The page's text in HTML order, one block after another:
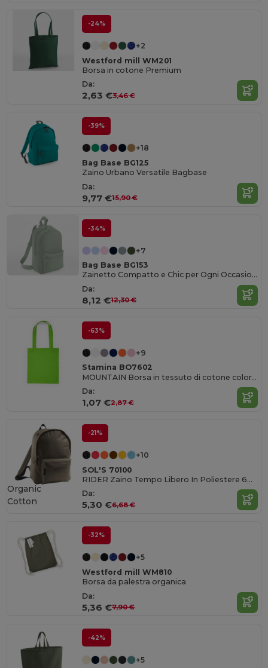
-24%
+2
Westford mill WM201
Borsa in cotone Premium
Da:
2,63 €3,46 €
-39%
+18
Bag Base BG125
Zaino Urbano Versatile Bagbase
Da:
9,77 €15,90 €
-34%
+7
Bag Base BG153
Zainetto Compatto e Chic per Ogni Occasione
Da:
8,12 €12,30 €
-63%
+9
Stamina BO7602
MOUNTAIN Borsa in tessuto di cotone colorato
Da:
1,07 €2,87 €
-21%
+10
SOL'S 70100
RIDER Zaino Tempo Libero In Poliestere 600 D
Da:
5,30 €6,68 €
Organic
Cotton
-32%
+5
Westford mill WM810
Borsa da palestra organica
Da:
5,36 €7,90 €
-42%
+5